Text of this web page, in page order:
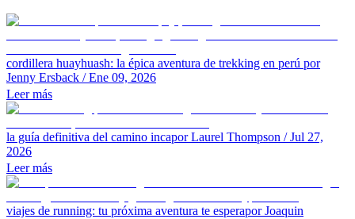
cordillera huayhuash: la épica aventura de trekking en perú por
Jenny Ersback / Ene 09, 2026
Leer más
la guía definitiva del camino incapor Laurel Thompson / Jul 27,
2026
Leer más
viajes de running: tu próxima aventura te esperapor Joaquin